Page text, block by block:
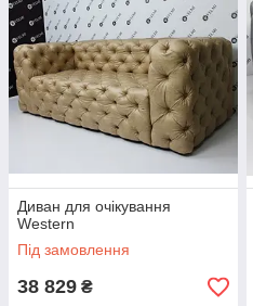
Диван для очікування
Western
Під замовлення
38 829 ₴